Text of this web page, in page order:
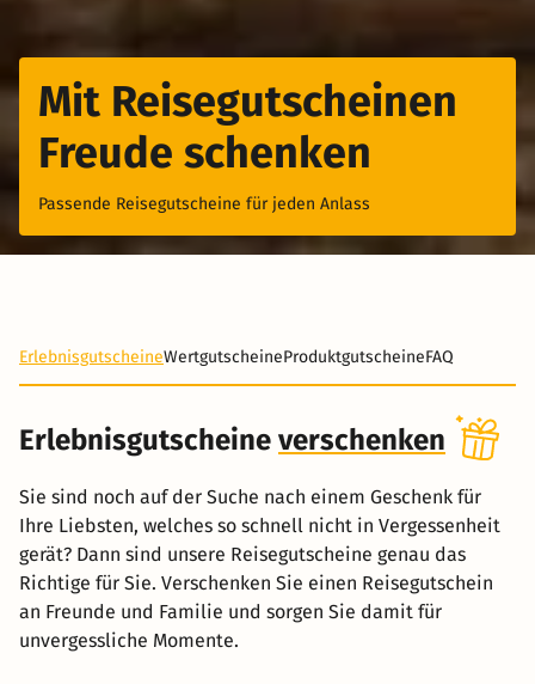
Mit Reisegutscheinen
Freude schenken
Passende Reisegutscheine für jeden Anlass
ErlebnisgutscheineWertgutscheineProduktgutscheineFAQ
Erlebnisgutscheine verschenken
Sie sind noch auf der Suche nach einem Geschenk für
Ihre Liebsten, welches so schnell nicht in Vergessenheit
gerät? Dann sind unsere Reisegutscheine genau das
Richtige für Sie. Verschenken Sie einen Reisegutschein
an Freunde und Familie und sorgen Sie damit für
unvergessliche Momente.